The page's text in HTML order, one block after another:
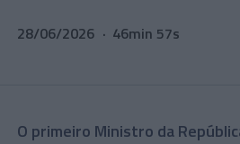
28/06/2026 46min 57s
O primeiro Ministro da